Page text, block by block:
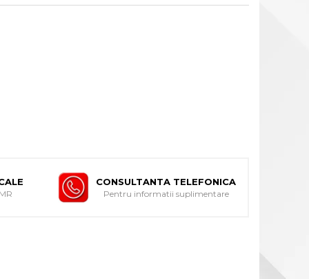
CONSULTANTA TELEFONICA
Pentru informatii suplimentare